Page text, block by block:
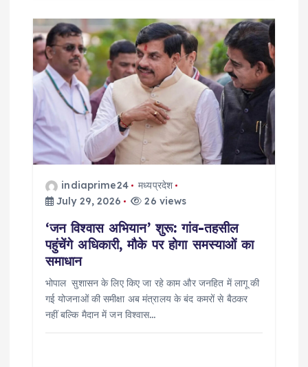
indiaprime24
मध्यप्रदेश
July 29, 2026
26 views
‘जन विश्वास अभियान’ शुरू: गांव-तहसील
पहुंचेंगे अधिकारी, मौके पर होगा समस्याओं का
समाधान
भोपाल सुशासन के लिए किए जा रहे काम और जनहित में लागू की
गई योजनाओं की समीक्षा अब मंत्रालय के बंद कमरों से बैठकर
नहीं बल्कि मैदान में जन विश्वास…